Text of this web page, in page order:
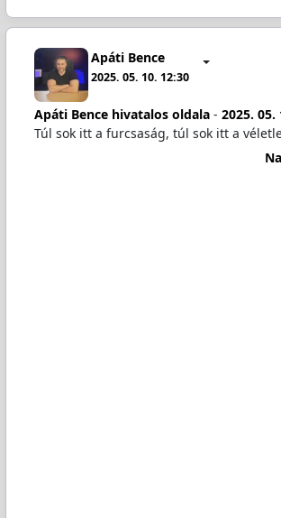
Apáti Bence
2025. 05. 10. 12:30
Apáti Bence hivatalos oldala- 2025. 05.
Túl sok itt a furcsaság, túl sok itt a